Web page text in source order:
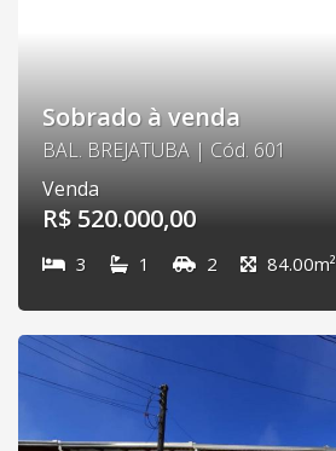
Sobrado à venda
BAL. BREJATUBA | Cód. 601
Venda
R$ 520.000,00
3 1 2 84.00m²